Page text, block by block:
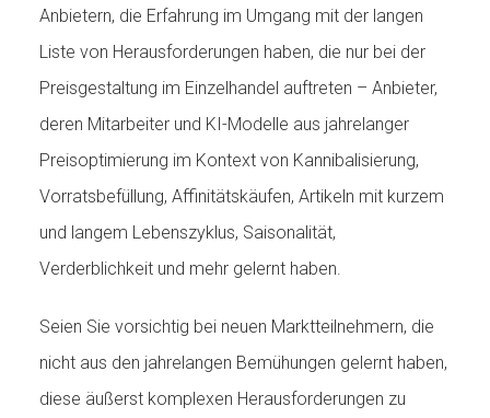
Anbietern, die Erfahrung im Umgang mit der langen
Liste von Herausforderungen haben, die nur bei der
Preisgestaltung im Einzelhandel auftreten – Anbieter,
deren Mitarbeiter und KI-Modelle aus jahrelanger
Preisoptimierung im Kontext von Kannibalisierung,
Vorratsbefüllung, Affinitätskäufen, Artikeln mit kurzem
und langem Lebenszyklus, Saisonalität,
Verderblichkeit und mehr gelernt haben.
Seien Sie vorsichtig bei neuen Marktteilnehmern, die
nicht aus den jahrelangen Bemühungen gelernt haben,
diese äußerst komplexen Herausforderungen zu